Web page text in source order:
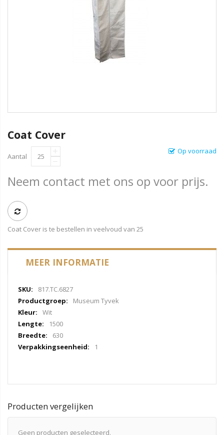
Coat Cover
Op voorraad
Aantal
Neem contact met ons op voor prijs.
Coat Cover is te bestellen in veelvoud van 25
MEER INFORMATIE
Meer
informatie
817.TC.6827
Museum Tyvek
Wit
1500
630
1
Producten vergelijken
Geen producten geselecteerd.